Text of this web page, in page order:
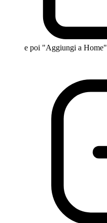
e poi "Aggiungi a Home"